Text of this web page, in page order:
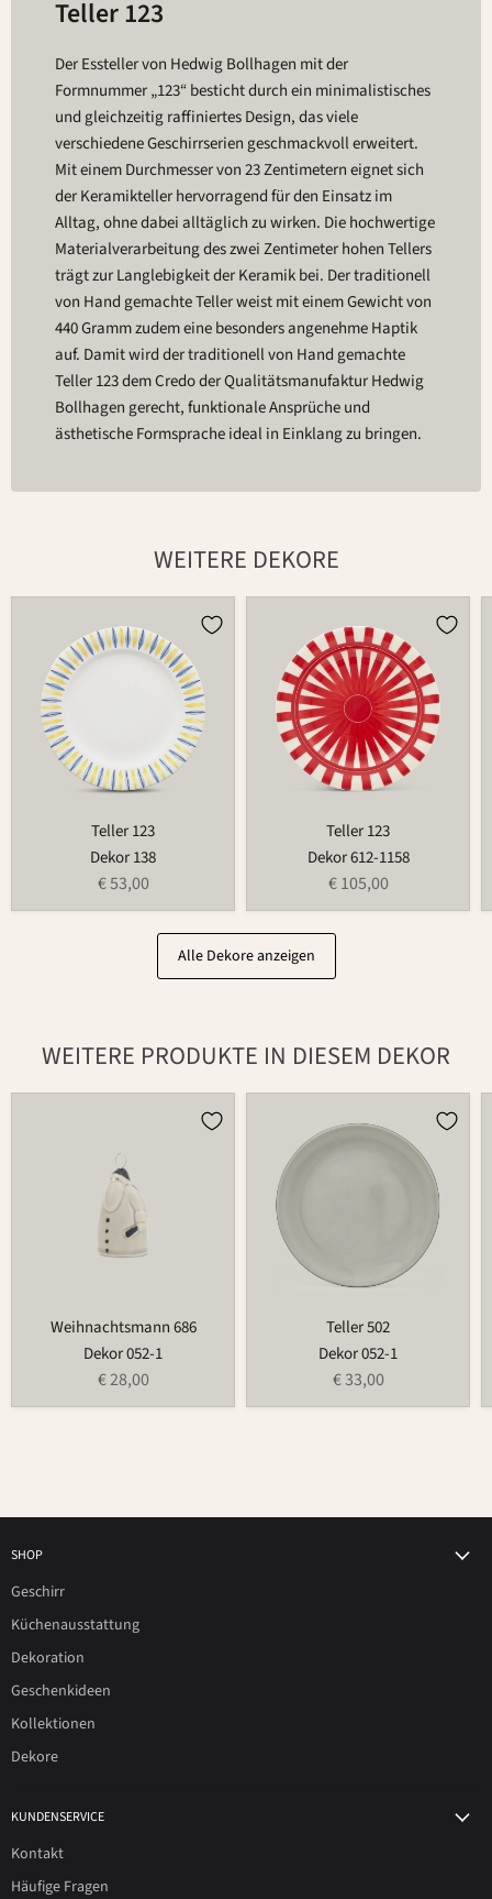
Teller 123
Der Essteller von Hedwig Bollhagen mit der
Formnummer „123“ besticht durch ein minimalistisches
und gleichzeitig raffiniertes Design, das viele
verschiedene Geschirrserien geschmackvoll erweitert.
Mit einem Durchmesser von 23 Zentimetern eignet sich
der Keramikteller hervorragend für den Einsatz im
Alltag, ohne dabei alltäglich zu wirken. Die hochwertige
Materialverarbeitung des zwei Zentimeter hohen Tellers
trägt zur Langlebigkeit der Keramik bei. Der traditionell
von Hand gemachte Teller weist mit einem Gewicht von
440 Gramm zudem eine besonders angenehme Haptik
auf. Damit wird der traditionell von Hand gemachte
Teller 123 dem Credo der Qualitätsmanufaktur Hedwig
Bollhagen gerecht, funktionale Ansprüche und
ästhetische Formsprache ideal in Einklang zu bringen.
WEITERE DEKORE
Teller 123
Dekor 138
€ 53,00
Teller 123
Dekor 612-1158
€ 105,00
Alle Dekore anzeigen
WEITERE PRODUKTE IN DIESEM DEKOR
Weihnachtsmann 686
Dekor 052-1
€ 28,00
Teller 502
Dekor 052-1
€ 33,00
SHOP
Geschirr
Küchenausstattung
Dekoration
Geschenkideen
Kollektionen
Dekore
KUNDENSERVICE
Kontakt
Häufige Fragen